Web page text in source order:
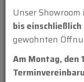
Anhang:
Unser Showroom
bis
gewohnten
Am Montag, den